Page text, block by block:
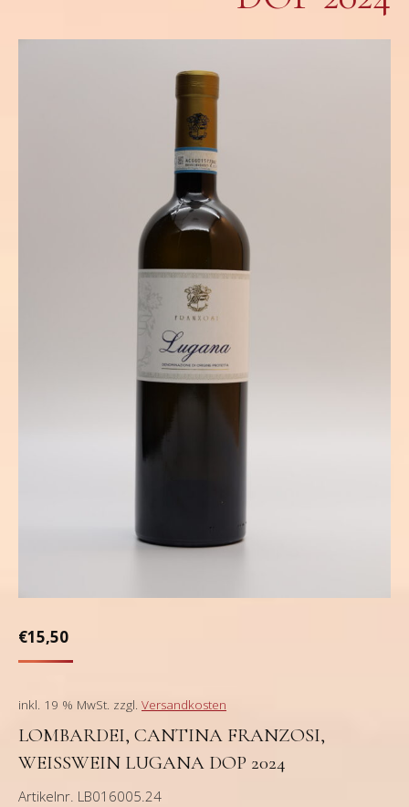
€15,50
inkl. 19 % MwSt. zzgl. Versandkosten
LOMBARDEI, CANTINA FRANZOSI,
WEISSWEIN LUGANA DOP 2024
Artikelnr. LB016005.24